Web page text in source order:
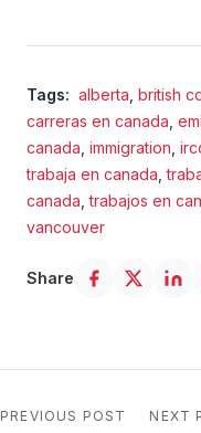
Tags: alberta british
carreras en canada
canada immigration
trabaja en canada ,
canada ,trabajos en
vancouver
Share
PREVIOUS POST NEXT